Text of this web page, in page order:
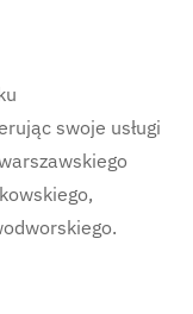
swoje usługi